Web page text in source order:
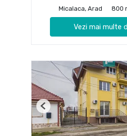
Micalaca, Arad
800
Vezi mai multe
Previous